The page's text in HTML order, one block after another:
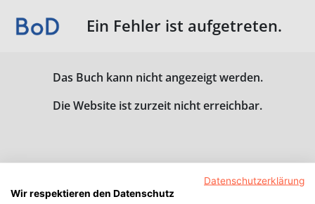
Ein Fehler ist aufgetreten.
Das Buch kann nicht angezeigt werden.
Die Website ist zurzeit nicht erreichbar.
Datenschutzerklärung
Wir respektieren den Datenschutz